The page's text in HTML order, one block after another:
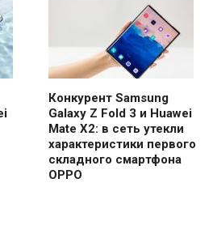
Конкурент Samsung
Galaxy Z Fold 3 и Huawei
Mate X2: в сеть утекли
характеристики первого
складного смартфона
OPPO